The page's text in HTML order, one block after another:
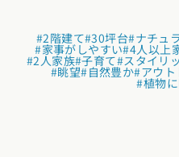
#2階建て#30坪台#ナチュ
#家事がしやすい#4人以上
#2人家族#子育て#スタイリ
#眺望#自然豊か#アウト
#植物